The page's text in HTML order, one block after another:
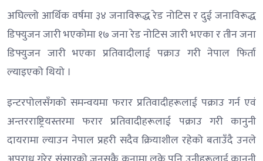
अघिल्लो आर्थिक वर्षमा ३४ जनाविरूद्ध रेड नोटिस र दुई जनाविरूद्ध
डिफ्युजन जारी भएकोमा १७ जना रेड नोटिस जारी भएका र तीन जना
डिफ्युजन जारी भएका प्रतिवादीलाई पक्राउ गरी नेपाल फिर्ता
ल्याइएको थियो ।
इन्टरपोलसँगको समन्वयमा फरार प्रतिवादीहरूलाई पक्राउ गर्न एवं
अन्तरराष्ट्रियस्तरमा फरार प्रतिवादीहरूलाई पक्राउ गरी कानुनी
दायरामा ल्याउन नेपाल प्रहरी सदैव क्रियाशील रहेको बताउँदै उनले